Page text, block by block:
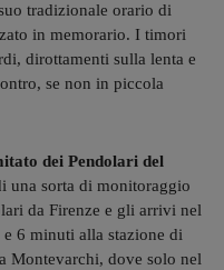
tradizionale orario di
in memorario. I timori
dirottamenti sulla lenta e
se non in piccola
dei Pendolari del
una sorta di monitoraggio
da Firenze e gli arrivi nel
6 minuti alla stazione di
Montevarchi, dove solo nel